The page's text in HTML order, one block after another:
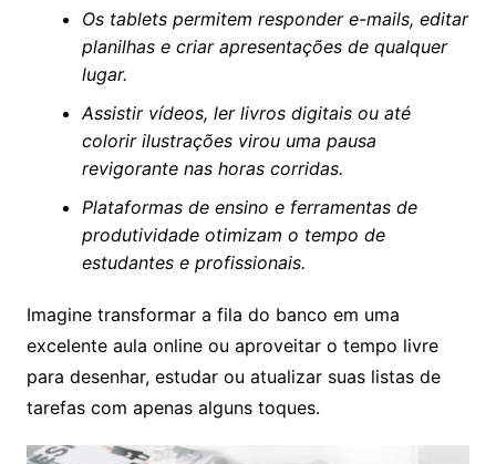
Os tablets permitem responder e-mails, editar
planilhas e criar apresentações de qualquer
lugar.
Assistir vídeos, ler livros digitais ou até
colorir ilustrações virou uma pausa
revigorante nas horas corridas.
Plataformas de ensino e ferramentas de
produtividade otimizam o tempo de
estudantes e profissionais.
Imagine transformar a fila do banco em uma
excelente aula online ou aproveitar o tempo livre
para desenhar, estudar ou atualizar suas listas de
tarefas com apenas alguns toques.